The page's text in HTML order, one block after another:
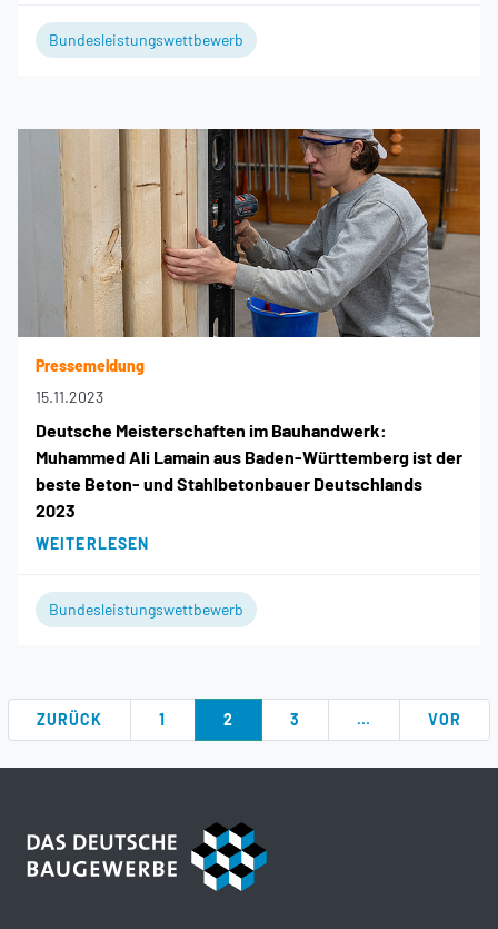
Bundesleistungswettbewerb
Pressemeldung
15.11.2023
Deutsche Meisterschaften im Bauhandwerk:
Muhammed Ali Lamain aus Baden-Württemberg ist der
beste Beton- und Stahlbetonbauer Deutschlands
2023
WEITERLESEN
Bundesleistungswettbewerb
ZURÜCK 1 2 3 … VOR